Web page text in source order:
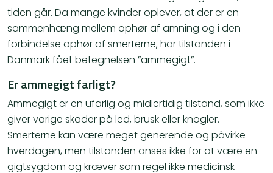
tiden går. Da mange kvinder oplever, at der er en
sammenhæng mellem ophør af amning og i den
forbindelse ophør af smerterne, har tilstanden i
Danmark fået betegnelsen ”ammegigt”.
Er ammegigt farligt?
Ammegigt er en ufarlig og midlertidig tilstand, som ikke
giver varige skader på led, brusk eller knogler.
Smerterne kan være meget generende og påvirke
hverdagen, men tilstanden anses ikke for at være en
gigtsygdom og kræver som regel ikke medicinsk